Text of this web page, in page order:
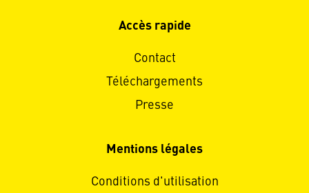
Accès rapide
Contact
Téléchargements
Presse
Mentions légales
Conditions d'utilisation